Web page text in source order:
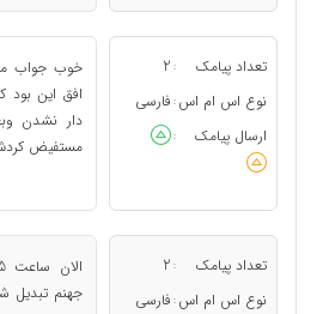
تعداد پیامک :
2
نوع اس ام اس : فارسی
ارسال پیامک
:
خوب جواب
دار نشدن
مستفیض
تعداد پیامک :
2
نوع اس ام اس : فارسی
جهنم تبدیل